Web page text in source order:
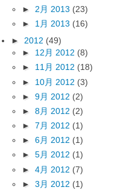
► 2月 2013 (23)
► 1月 2013 (16)
► 2012 (49)
► 12月 2012 (8)
► 11月 2012 (18)
► 10月 2012 (3)
► 9月 2012 (2)
► 8月 2012 (2)
► 7月 2012 (1)
► 6月 2012 (1)
► 5月 2012 (1)
► 4月 2012 (7)
► 3月 2012 (1)